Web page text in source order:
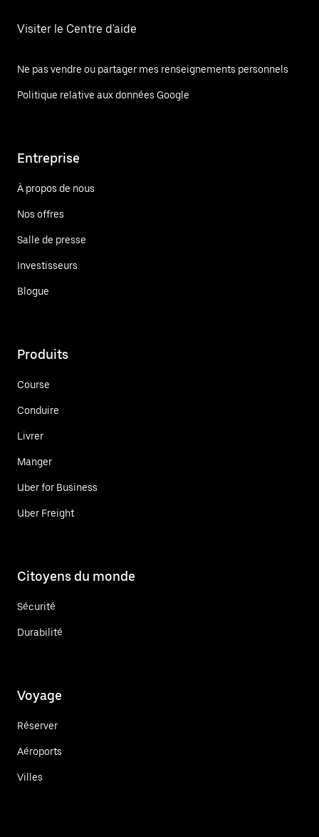
Visiter le Centre d'aide
Ne pas vendre ou partager mes renseignements personnels
Politique relative aux données Google
Entreprise
À propos de nous
Nos offres
Salle de presse
Investisseurs
Blogue
Produits
Course
Conduire
Livrer
Manger
Uber for Business
Uber Freight
Citoyens du monde
Sécurité
Durabilité
Voyage
Réserver
Aéroports
Villes